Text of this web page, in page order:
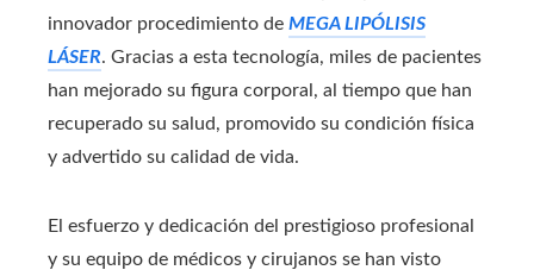
innovador procedimiento de MEGA LIPÓLISIS
LÁSER. Gracias a esta tecnología, miles de pacientes
han mejorado su figura corporal, al tiempo que han
recuperado su salud, promovido su condición física
y advertido su calidad de vida.
El esfuerzo y dedicación del prestigioso profesional
y su equipo de médicos y cirujanos se han visto